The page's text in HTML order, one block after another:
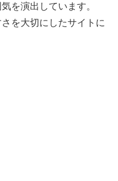
を演出しています。
を大切にしたサイトに